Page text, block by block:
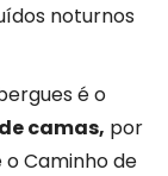
noturnos
é o
camas, por
Caminho de